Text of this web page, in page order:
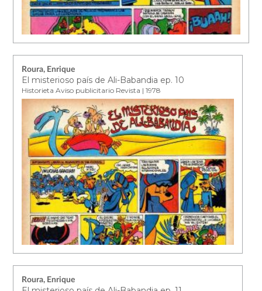
Roura, Enrique
El misterioso país de Ali-Babandia ep. 10
Historieta Aviso publicitario Revista | 1978
Roura, Enrique